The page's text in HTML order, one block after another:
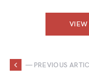
VIEW
— PREVIOUS